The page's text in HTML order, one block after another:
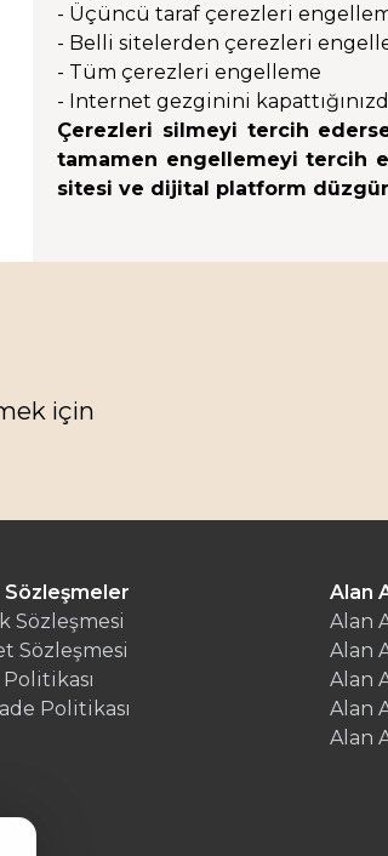
- Üçüncü taraf çerezleri
- Belli sitelerden çerezleri
- Tüm çerezleri engelleme
- Internet gezginini
Çerezleri silmeyi tercih
tamamen engellemeyi tercih
sitesi ve dijital platform
için
Sözleşmeler
Sözleşmesi
Sözleşmesi
Politikası
Alan
Alan
Alan
Alan
Alan
Alan